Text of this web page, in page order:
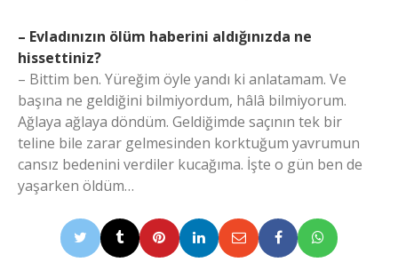
– Evladınızın ölüm haberini aldığınızda ne
hissettiniz?
– Bittim ben. Yüreğim öyle yandı ki anlatamam. Ve
başına ne geldiğini bilmiyordum, hâlâ bilmiyorum.
Ağlaya ağlaya döndüm. Geldiğimde saçının tek bir
teline bile zarar gelmesinden korktuğum yavrumun
cansız bedenini verdiler kucağıma. İşte o gün ben de
yaşarken öldüm…